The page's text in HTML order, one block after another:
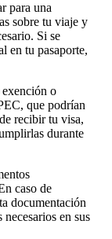
para una
sobre tu viaje y
Si se
en tu pasaporte,
exención o
que podrían
recibir tu visa,
durante
caso de
documentación
en sus